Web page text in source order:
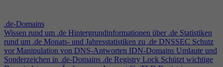
.de-Domains
Wissen rund um .de Hintergrundinformationen über .de Statistiken
rund um .de Monats- und Jahresstatistiken zu .de DNSSEC Schutz
vor Manipulation von DNS-Antworten IDN-Domains Umlaute und
Sonderzeichen in .de-Domains .de Registry Lock Schützt wichtige